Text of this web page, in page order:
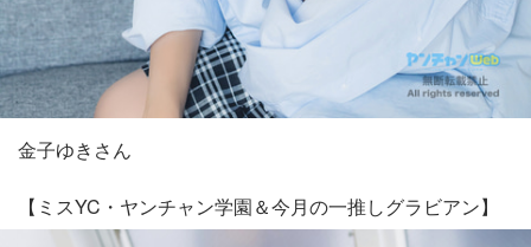
金子ゆきさん
【ミスYC・ヤンチャン学園＆今月の一推しグラビアン】